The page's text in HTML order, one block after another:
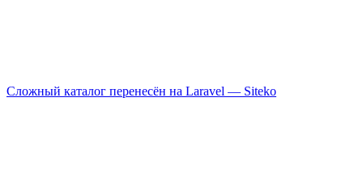
Сложный каталог перенесён на Laravel — Siteko